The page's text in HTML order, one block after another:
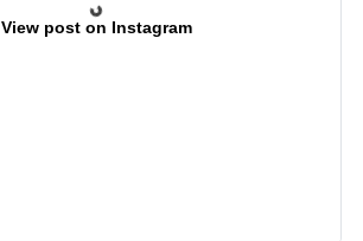
View post on Instagram